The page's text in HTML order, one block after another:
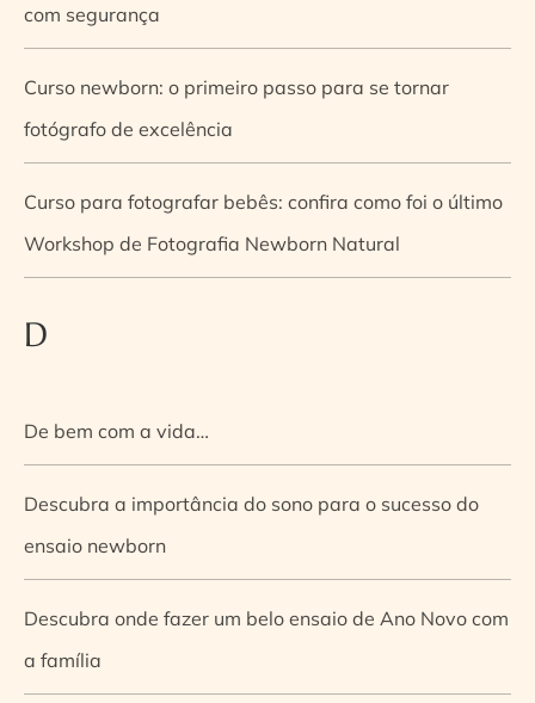
com segurança
Curso newborn: o primeiro passo para se tornar
fotógrafo de excelência
Curso para fotografar bebês: confira como foi o último
Workshop de Fotografia Newborn Natural
D
De bem com a vida…
Descubra a importância do sono para o sucesso do
ensaio newborn
Descubra onde fazer um belo ensaio de Ano Novo com
a família